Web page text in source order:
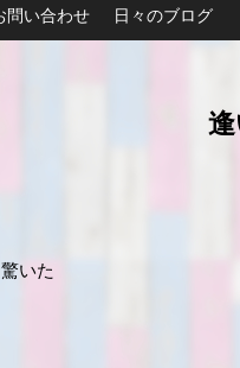
問い合わせ 日々のブログ
いた